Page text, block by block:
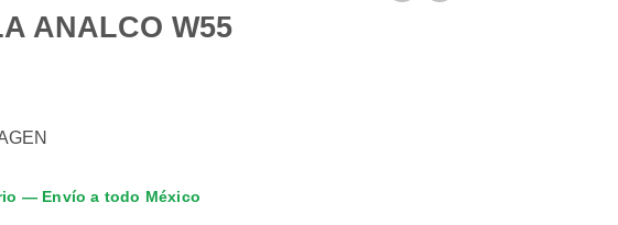
ANALCO W55
— Envío a todo México